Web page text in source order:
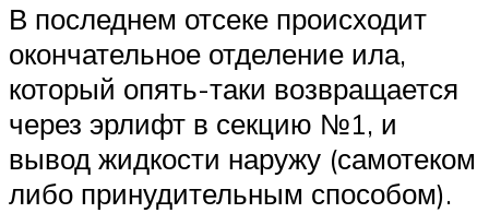
В последнем отсеке происходит
окончательное отделение ила,
который опять-таки возвращается
через эрлифт в секцию №1, и
вывод жидкости наружу (самотеком
либо принудительным способом).